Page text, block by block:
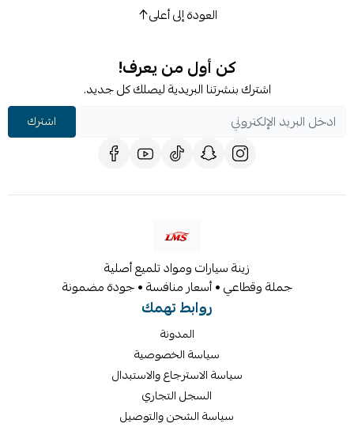
العودة إلى أعلى
كن أول من يعرف!
اشترك بنشرتنا البريدية ليصلك كل جديد.
اشترك
زينة سيارات ومواد تلميع أصلية
جملة وقطاعي • أسعار منافسة • جودة مضمونة
روابط تهمك
المدونة
سياسة الخصوصية
سياسة الاسترجاع والاستبدال
السجل التجاري
سياسة الشحن والتوصيل